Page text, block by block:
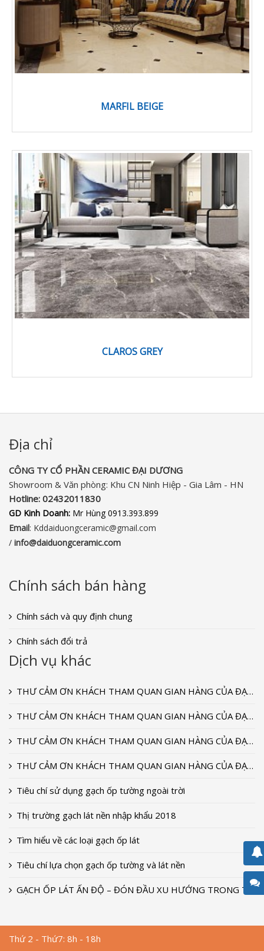
MARFIL BEIGE
CLAROS GREY
Địa chỉ
CÔNG TY CỔ PHẦN CERAMIC ĐẠI DƯƠNG​
Showroom & Văn phòng: Khu CN Ninh Hiệp - Gia Lâm - HN
Hotline: 02432011830‬
GD Kinh Doanh: Mr Hùng 0913.393.899
Email: Kddaiduongceramic@gmail.com
/ info@daiduongceramic.com
Chính sách bán hàng
Chính sách và quy định chung
Chính sách đổi trả
Dịch vụ khác
THƯ CẢM ƠN KHÁCH THAM QUAN GIAN HÀNG CỦA ĐẠI DƯƠNG CERAMIC TẠI TRIỂN LÃM VIETBUILD T9-2022
THƯ CẢM ƠN KHÁCH THAM QUAN GIAN HÀNG CỦA ĐẠI DƯƠNG CERAMIC TẠI TRIỂN LÃM VIETBUILD T9-2020
THƯ CẢM ƠN KHÁCH THAM QUAN GIAN HÀNG CỦA ĐẠI DƯƠNG CERAMIC TẠI TRIỂN LÃM VIETBUILD T9-2018
THƯ CẢM ƠN KHÁCH THAM QUAN GIAN HÀNG CỦA ĐẠI DƯƠNG CERAMIC TẠI TRIỂN LÃM VIETBUILD 2018
Tiêu chí sử dụng gạch ốp tường ngoài trời
Thị trường gạch lát nền nhập khẩu 2018
Tìm hiểu về các loại gạch ốp lát
Tiêu chí lựa chọn gạch ốp tường và lát nền
GẠCH ỐP LÁT ẤN ĐỘ – ĐÓN ĐẦU XU HƯỚNG TRONG THIẾT KẾ
Thứ 2 - Thứ7: 8h - 18h